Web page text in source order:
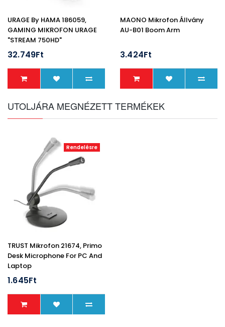
URAGE By HAMA 186059,
GAMING MIKROFON URAGE
"STREAM 750HD"
ILLUMINATED, ÁLLVÁNNYAL
32.749Ft
MAONO Mikrofon Állvány
AU-B01 Boom Arm
3.424Ft
UTOLJÁRA MEGNÉZETT TERMÉKEK
Rendelésre
TRUST Mikrofon 21674, Primo
Desk Microphone For PC And
Laptop
1.645Ft